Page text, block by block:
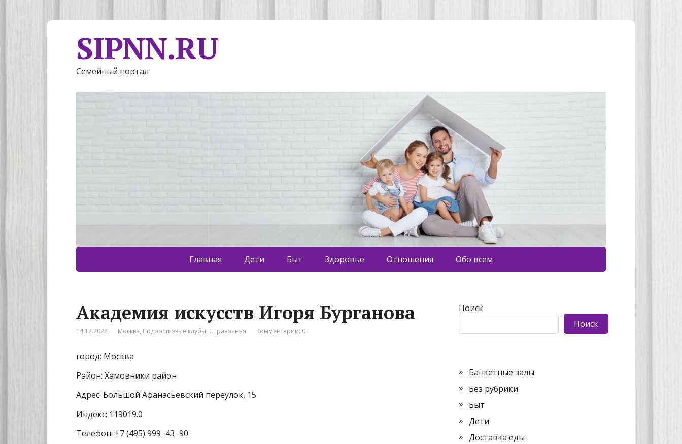
SIPNN.RU
Семейный портал
Главная Дети Быт Здоровье Отношения Обо всем
Академия искусств Игоря Бурганова
14.12.2024 Москва, Подростковые клубы, Справочная Комментарии: 0
город: Москва
Район: Хамовники район
Адрес: Большой Афанасьевский переулок, 15
Индекс: 119019.0
Телефон: +7 (495) 999‒43‒90
Поиск
Поиск
Банкетные залы
Без рубрики
Быт
Дети
Доставка еды